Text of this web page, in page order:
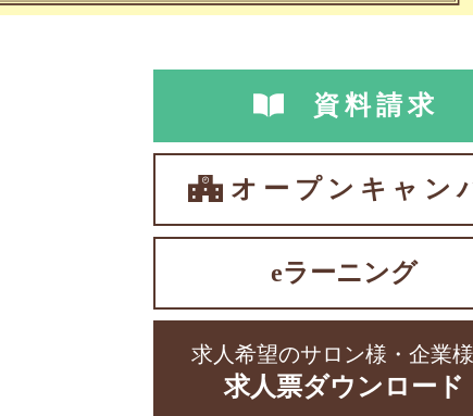
資料請求
オープンキャン
eラーニング
求人希望のサロン様・企業
求人票ダウンロード